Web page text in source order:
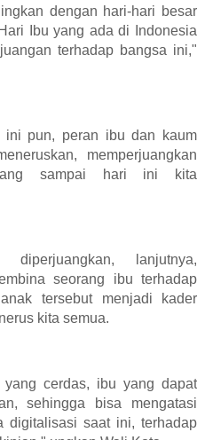
dengan hari-hari besar
Ibu yang ada di Indonesia
terhadap bangsa ini,"
ini pun, peran ibu dan kaum
memperjuangkan
sampai hari ini kita
lanjutnya,
seorang ibu terhadap
tersebut menjadi kader
kita semua.
cerdas, ibu yang dapat
sehingga bisa mengatasi
digitalisasi saat ini, terhadap